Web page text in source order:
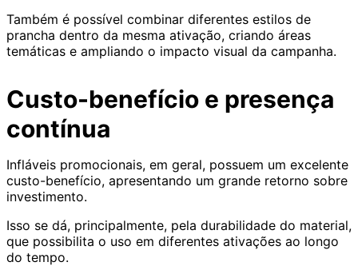
Também é possível combinar diferentes estilos de
prancha dentro da mesma ativação, criando áreas
temáticas e ampliando o impacto visual da campanha.
Custo-benefício e presença
contínua
Infláveis promocionais, em geral, possuem um excelente
custo-benefício, apresentando um grande retorno sobre
investimento.
Isso se dá, principalmente, pela durabilidade do material,
que possibilita o uso em diferentes ativações ao longo
do tempo.